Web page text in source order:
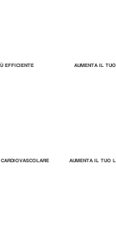
EFFICIENTE AUMENTA IL
AUMENTA IL TUO